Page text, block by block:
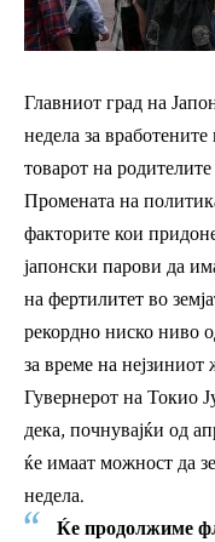
Главниот град на
недела за
товарот на
Промената на
факторите кои
јапонски парови да
на фертилитет во
рекордно ниско ниво
за време на нејзиниот
Гувернерот на Токио
дека, почнувајќи од
ќе имаат можност да
недела.
Ќе продолжиме